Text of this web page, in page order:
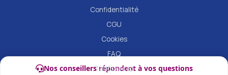
Nos conseillers répondent à vos questions
Confidentialité
CGU
Cookies
FAQ
Tarifs Arcep